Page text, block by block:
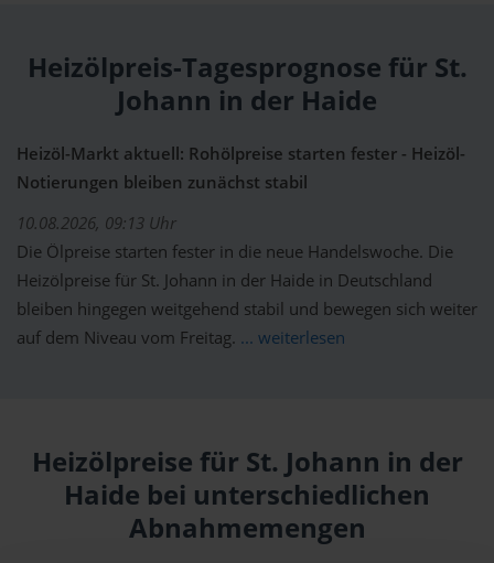
Heizölpreis-Tagesprognose für St.
Johann in der Haide
Heizöl-Markt aktuell: Rohölpreise starten fester - Heizöl-
Notierungen bleiben zunächst stabil
10.08.2026, 09:13 Uhr
Die Ölpreise starten fester in die neue Handelswoche. Die
Heizölpreise für St. Johann in der Haide in Deutschland
bleiben hingegen weitgehend stabil und bewegen sich weiter
auf dem Niveau vom Freitag. ... weiterlesen
Heizölpreise für St. Johann in der
Haide bei unterschiedlichen
Abnahmemengen